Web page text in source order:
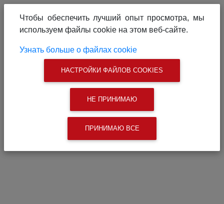
Связаться с нами
Поиск
Чтобы обеспечить лучший опыт просмотра, мы
используем файлы cookie на этом веб-сайте.
Узнать больше о файлах cookie